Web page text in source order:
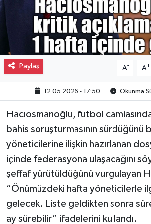
Paylaş A- A+
12.05.2026 - 17:50 Okunma
Hacıosmanoğlu, futbol
bahis soruşturmasının sürdüğünü
yöneticilerine ilişkin hazırlanan
içinde federasyona ulaşacağını
şeffaf yürütüldüğünü vurgulayan
“Önümüzdeki hafta yöneticilerle
gelecek. Liste geldikten sonra
ay sürebilir” ifadelerini kullandı.